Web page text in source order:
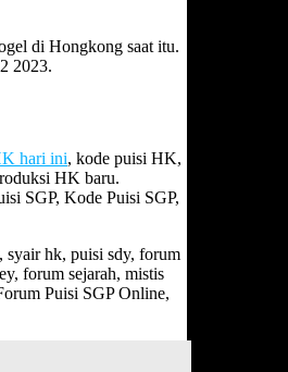
di Hongkong saat itu.
2023.
hari ini, kode puisi HK,
HK baru.
SGP, Kode Puisi SGP,
syair hk, puisi sdy, forum
forum sejarah, mistis
Puisi SGP Online,